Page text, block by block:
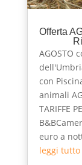
Offerta
AGOSTO
con
animali
TARIFFE
euro a
leggi tutto